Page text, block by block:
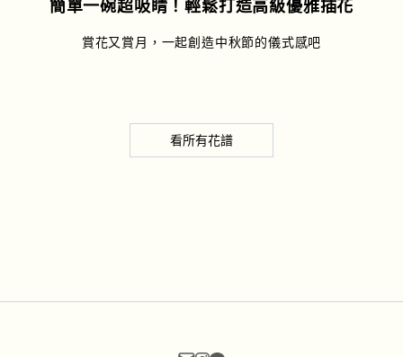
簡單一碗超吸睛！輕鬆打造高級優雅插花
賞花又賞月，一起創造中秋節的儀式感吧
看所有花譜